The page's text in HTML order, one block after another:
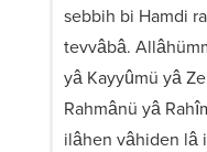
sebbih bi Hamdi
tevvâbâ.
yâ Kayyûmü yâ
Rahmânü yâ
ilâhen vâhiden lâ